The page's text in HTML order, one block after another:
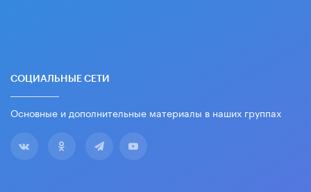
СОЦИАЛЬНЫЕ СЕТИ
Основные и дополнительные материалы в наших группах